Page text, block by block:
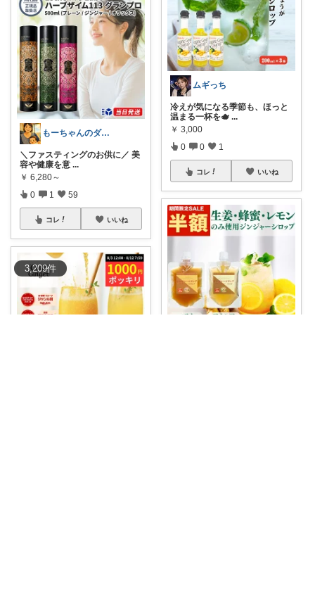
3,209件
もーちゃんのダイエットROOM
＼ファスティングのお供に／ 美
容や健康を意 ...
￥ 6,280～
0 1 59
コレ いいね
ムギっち
冷えが気になる季節も、ほっと
温まる一杯を🫖 ...
￥ 3,000
0 0 1
コレ いいね